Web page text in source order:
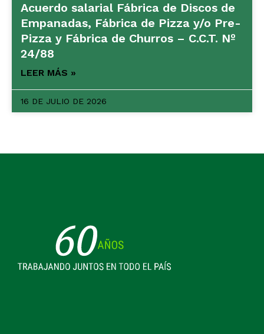
Acuerdo salarial Fábrica de Discos de
Empanadas, Fábrica de Pizza y/o Pre-
Pizza y Fábrica de Churros – C.C.T. Nº
24/88
LEER MÁS »
16 DE JULIO DE 2026